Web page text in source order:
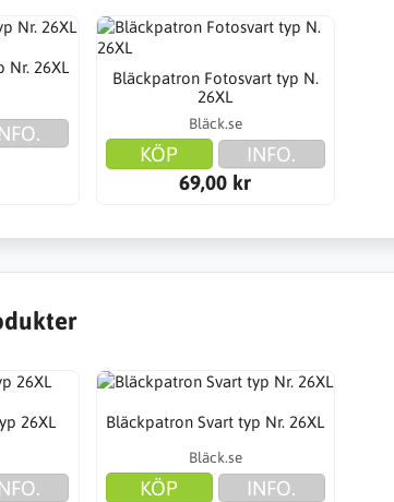
Nr. 26XL
Bläckpatron Fotosvart typ N.
26XL
Bläck.se
KÖP
INFO.
69,00 kr
26XL Bläckpatron Svart typ Nr. 26XL
Bläck.se
KÖP
INFO.